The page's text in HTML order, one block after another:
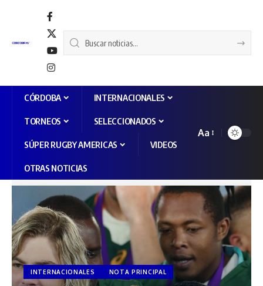
CÓRDOBA INTERNACIONALES
TORNEOS SELECCIONADOS
SÚPER RUGBY AMERICAS VIDEOS
OTRAS NOTICIAS
Aa
INTERNACIONALES NOTA PRINCIPAL